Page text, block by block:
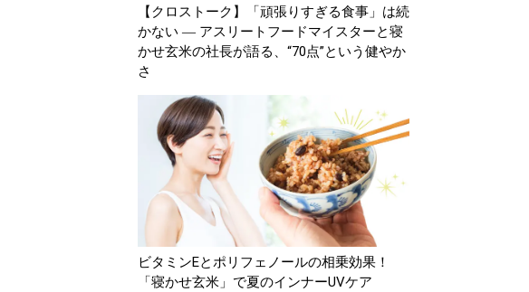
【クロストーク】「頑張りすぎる食事」は続
かない ― アスリートフードマイスターと寝
かせ玄米の社長が語る、“70点”という健やか
さ
ビタミンEとポリフェノールの相乗効果！
「寝かせ玄米」で夏のインナーUVケア